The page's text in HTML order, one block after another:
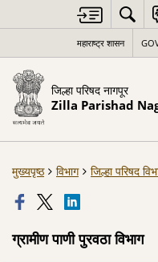
महाराष्ट्र शासन
जिल्हा परिषद नागपूर
Zilla Parishad
मुख्यपृष्ठ विभाग जिल्हा परिषद
ग्रामीण पाणी पुरवठा विभाग